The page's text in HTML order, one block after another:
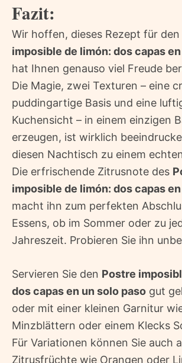
Fazit:
Wir hoffen, dieses Rezept für den
imposible de limón: dos capas
hat Ihnen genauso viel Freude
Die Magie, zwei Texturen – eine
puddingartige Basis und eine
Kuchensicht – in einem einzigen
erzeugen, ist wirklich
diesen Nachtisch zu einem
Die erfrischende Zitrusnote des
imposible de limón: dos capas
macht ihn zum perfekten
Essens, ob im Sommer oder zu
Jahreszeit. Probieren Sie ihn
Servieren Sie den Postre
dos capas en un solo paso gut
oder mit einer kleinen Garnitur
Minzblättern oder einem Klecks
Für Variationen können Sie auch
Zitrusfrüchte wie Orangen oder